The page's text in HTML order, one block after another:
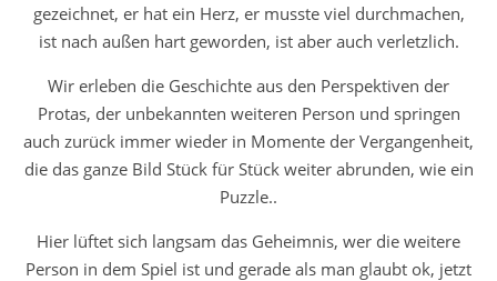
gezeichnet, er hat ein Herz, er musste viel durchmachen,
ist nach außen hart geworden, ist aber auch verletzlich.
Wir erleben die Geschichte aus den Perspektiven der
Protas, der unbekannten weiteren Person und springen
auch zurück immer wieder in Momente der Vergangenheit,
die das ganze Bild Stück für Stück weiter abrunden, wie ein
Puzzle..
Hier lüftet sich langsam das Geheimnis, wer die weitere
Person in dem Spiel ist und gerade als man glaubt ok, jetzt